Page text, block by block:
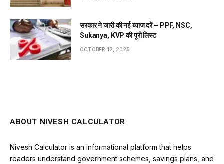
सरकार ने जारी की नई ब्याज दरें – PPF, NSC,
Sukanya, KVP की पूरी लिस्ट
OCTOBER 12, 2025
ABOUT NIVESH CALCULATOR
Nivesh Calculator is an informational platform that helps
readers understand government schemes, savings plans, and